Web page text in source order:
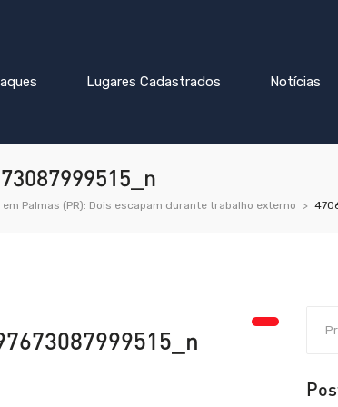
Lugares Cadastrados Notícias
em Palmas (PR): Dois escapam durante trabalho externo